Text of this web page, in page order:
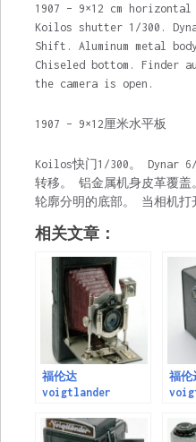
1907 – 9×12 cm
Koilos shutter 1/300.
Shift. Aluminum metal
Chiseled bottom. Finder
the camera is open.
1907 – 9×12厘米水平板
Koilos快门1/300。 Dynar 6/
转移。 铝金属机身皮革覆盖
轮廓分明的底部。 当相机打
相关文章：
福伦达
voigtlander
福伦
cm